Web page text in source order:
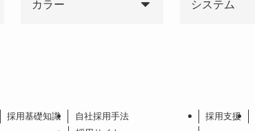
カラー システム
採用基礎知識
自社採用手法
採用支援